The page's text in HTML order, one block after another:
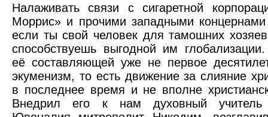
Налаживать связи с сигаретной
Моррис» и прочими западными
если ты свой человек для тамошних
способствуешь выгодной им глобализации.
её составляющей уже не первое
экуменизм, то есть движение за слияние
в последнее время и не вполне
Внедрил его к нам духовный